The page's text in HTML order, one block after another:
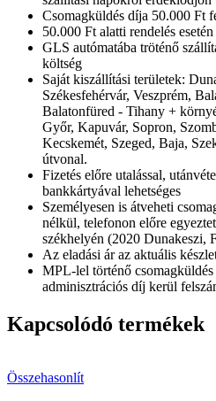
Csomagküldés díja 50.000 Ft
50.000 Ft alatti rendelés
GLS autómatába tröténő
költség
Saját kiszállítási területek:
Székesfehérvár, Veszprém,
Balatonfüred - Tihany +
Győr, Kapuvár, Sopron,
Kecskemét, Szeged, Baja,
útvonal.
Fizetés előre utalással,
bankkártyával lehetséges
Személyesen is átveheti
nélkül, telefonon előre
székhelyén (2020 Dunakeszi,
Az eladási ár az aktuális
MPL-lel történő csomagküldés
adminisztrációs díj kerül
Kapcsolódó termékek
Összehasonlít